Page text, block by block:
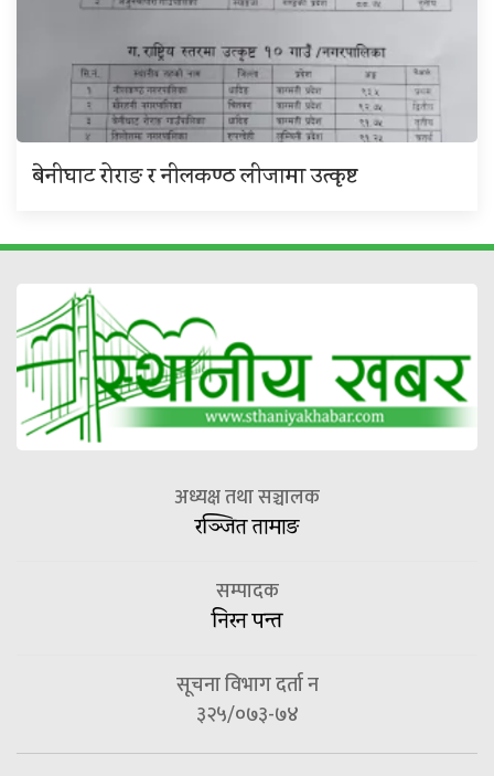
बेनीघाट रोराङ र नीलकण्ठ लीजामा उत्कृष्ट
अध्यक्ष तथा सञ्चालक
रञ्जित तामाङ
सम्पादक
निरन पन्त
सूचना विभाग दर्ता न
३२५/०७३-७४